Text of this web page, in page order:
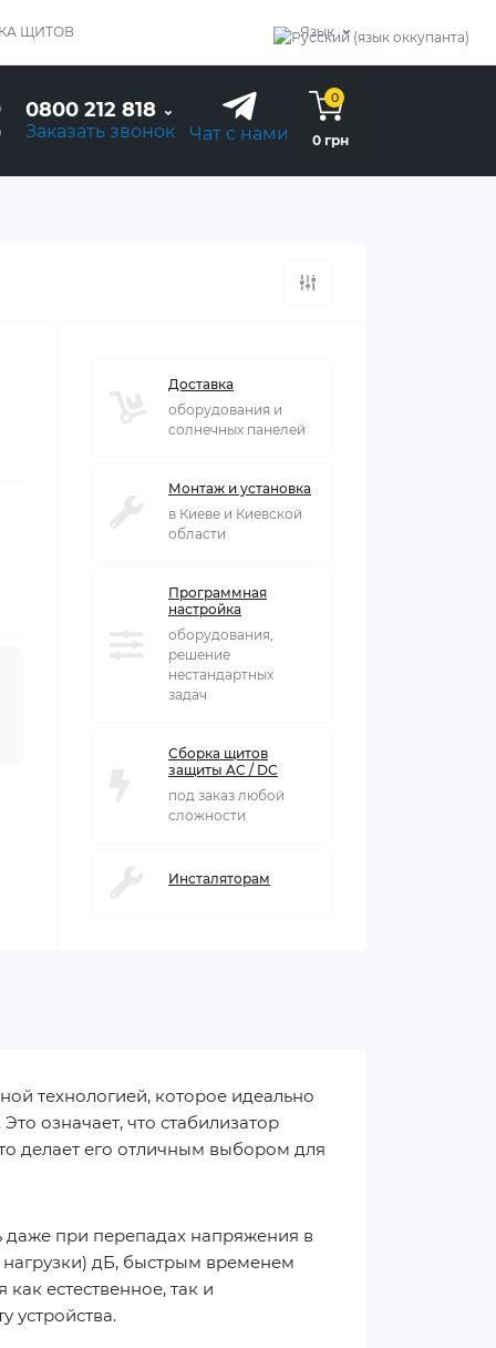
ЩИТОВ Язык
0800 212 818
Заказать звонок Чат с нами
0
0 грн
Доставка
оборудования и
солнечных панелей
Монтаж и установка
в Киеве и Киевской
области
Программная
настройка
оборудования,
решение
нестандартных
задач
Сборка щитов
защиты AC / DC
под заказ любой
сложности
Инсталяторам
технологией, которое идеально
означает, что стабилизатор
делает его отличным выбором для
даже при перепадах напряжения в
нагрузки) дБ, быстрым временем
естественное, так и
устройства.